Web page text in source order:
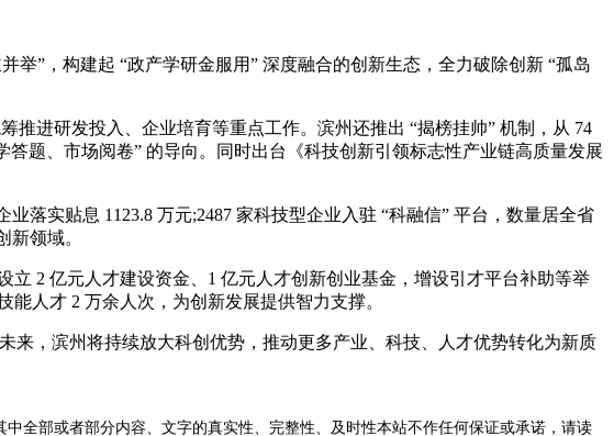
”，构建起 “政产学研金服用” 深度融合的创新生态，全力破除创新 “孤岛
进研发投入、企业培育等重点工作。滨州还推出 “揭榜挂帅” 机制，从 74
题、市场阅卷” 的导向。同时出台《科技创新引领标志性产业链高质量发展
落实贴息 1123.8 万元;2487 家科技型企业入驻 “科融信” 平台，数量居全省
领域。
2 亿元人才建设资金、1 亿元人才创新创业基金，增设引才平台补助等举
人才 2 万余人次，为创新发展提供智力支撑。
，滨州将持续放大科创优势，推动更多产业、科技、人才优势转化为新质
全部或者部分内容、文字的真实性、完整性、及时性本站不作任何保证或承诺，请读